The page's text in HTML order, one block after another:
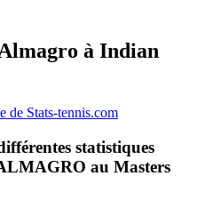
à Indian
de Stats-tennis.com
statistiques
au Masters